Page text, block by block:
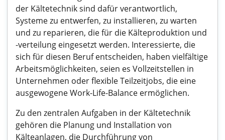
der Kältetechnik sind dafür verantwortlich,
Systeme zu entwerfen, zu installieren, zu warten
und zu reparieren, die für die Kälteproduktion und
-verteilung eingesetzt werden. Interessierte, die
sich für diesen Beruf entscheiden, haben vielfältige
Arbeitsmöglichkeiten, seien es Vollzeitstellen in
Unternehmen oder flexible Teilzeitjobs, die eine
ausgewogene Work-Life-Balance ermöglichen.
Zu den zentralen Aufgaben in der Kältetechnik
gehören die Planung und Installation von
Kälteanlagen, die Durchführung von